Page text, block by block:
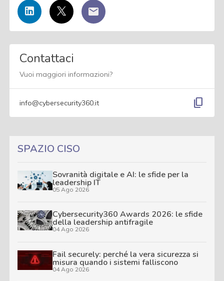
Contattaci
Vuoi maggiori informazioni?
info@cybersecurity360.it content_copy
SPAZIO CISO
Sovranità digitale e AI: le sfide per la
leadership IT
05 Ago 2026
Cybersecurity360 Awards 2026: le sfide
della leadership antifragile
04 Ago 2026
Fail securely: perché la vera sicurezza si
misura quando i sistemi falliscono
04 Ago 2026